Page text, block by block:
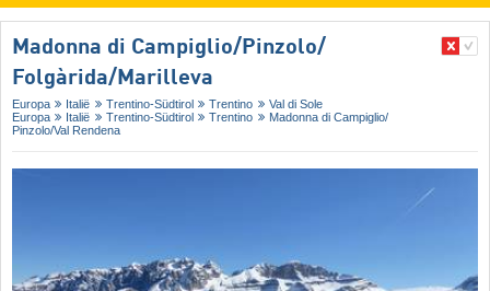
Madonna di Campiglio/​Pinzolo/​
Folgàrida/​Marilleva
Europa Italië Trentino-Südtirol Trentino
Val di Sole
Europa
Italië Trentino-Südtirol Trentino
Madonna di Campiglio/​
Pinzolo/​Val Rendena